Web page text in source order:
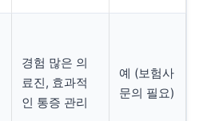
경험 많은 의
료진, 효과적
인 통증 관리
예 (보험사
문의 필요)